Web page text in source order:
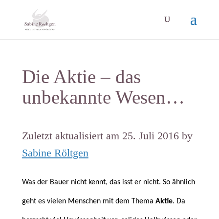
Die Aktie – das
unbekannte Wesen…
Zuletzt aktualisiert am 25. Juli 2016 by
Sabine Röltgen
Was der Bauer nicht kennt, das isst er nicht. So ähnlich
geht es vielen Menschen mit dem Thema Aktie. Da